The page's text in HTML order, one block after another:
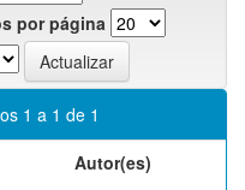
por página
1 a 1 de 1
Autor(es)